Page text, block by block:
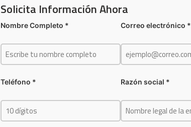
Solicita Información Ahora
Nombre Completo * Correo electrónico *
Teléfono * Razón social *